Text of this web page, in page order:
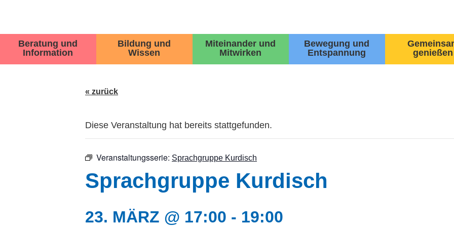
Beratung und
Information
Bildung und
Wissen
Miteinander und
Mitwirken
Bewegung und
Entspannung
genießen
« zurück
Diese Veranstaltung hat bereits stattgefunden.
Veranstaltungsserie: Sprachgruppe Kurdisch
Sprachgruppe Kurdisch
23. MÄRZ @ 17:00 - 19:00